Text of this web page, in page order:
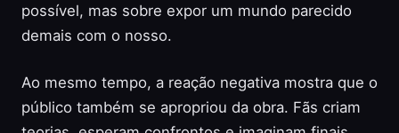
possível, mas sobre expor um mundo parecido
demais com o nosso.
Ao mesmo tempo, a reação negativa mostra que o
público também se apropriou da obra. Fãs criam